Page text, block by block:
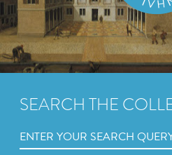
SEARCH THE